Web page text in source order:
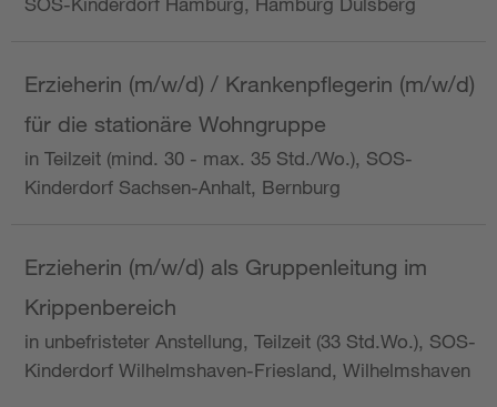
Erzieherin (m/w/d) / Krankenpflegerin (m/w/d)
für die stationäre Wohngruppe
in Teilzeit (mind. 30 - max. 35 Std./Wo.), SOS-
Kinderdorf Sachsen-Anhalt, Bernburg
Erzieherin (m/w/d) als Gruppenleitung im
Krippenbereich
in unbefristeter Anstellung, Teilzeit (33 Std.Wo.), SOS-
Kinderdorf Wilhelmshaven-Friesland, Wilhelmshaven